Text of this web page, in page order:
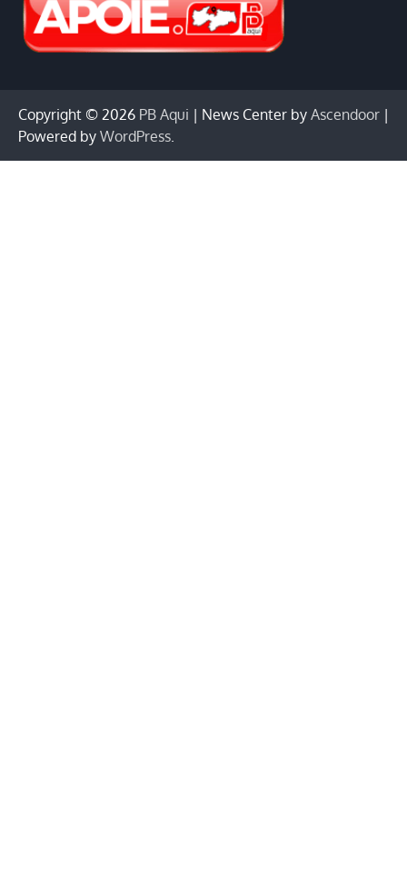
Copyright © 2026 PB Aqui | News Center by Ascendoor |
Powered by WordPress.